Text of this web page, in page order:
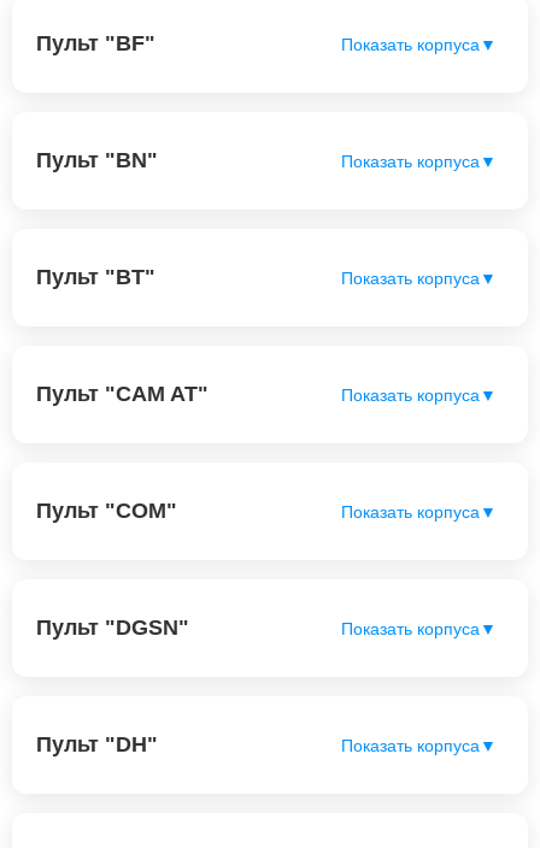
Пульт "BF" Показать корпуса ▼
Пульт "BN" Показать корпуса ▼
Пульт "BT" Показать корпуса ▼
Пульт "CAM AT" Показать корпуса ▼
Пульт "COM" Показать корпуса ▼
Пульт "DGSN" Показать корпуса ▼
Пульт "DH" Показать корпуса ▼